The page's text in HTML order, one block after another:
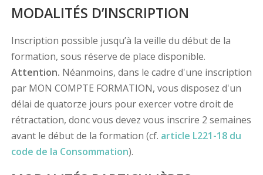
MODALITÉS D’INSCRIPTION
Inscription possible jusqu’à la veille du début de la
formation, sous réserve de place disponible.
Attention. Néanmoins, dans le cadre d'une inscription
par MON COMPTE FORMATION, vous disposez d'un
délai de quatorze jours pour exercer votre droit de
rétractation, donc vous devez vous inscrire 2 semaines
avant le début de la formation (cf. article L221-18 du
code de la Consommation).